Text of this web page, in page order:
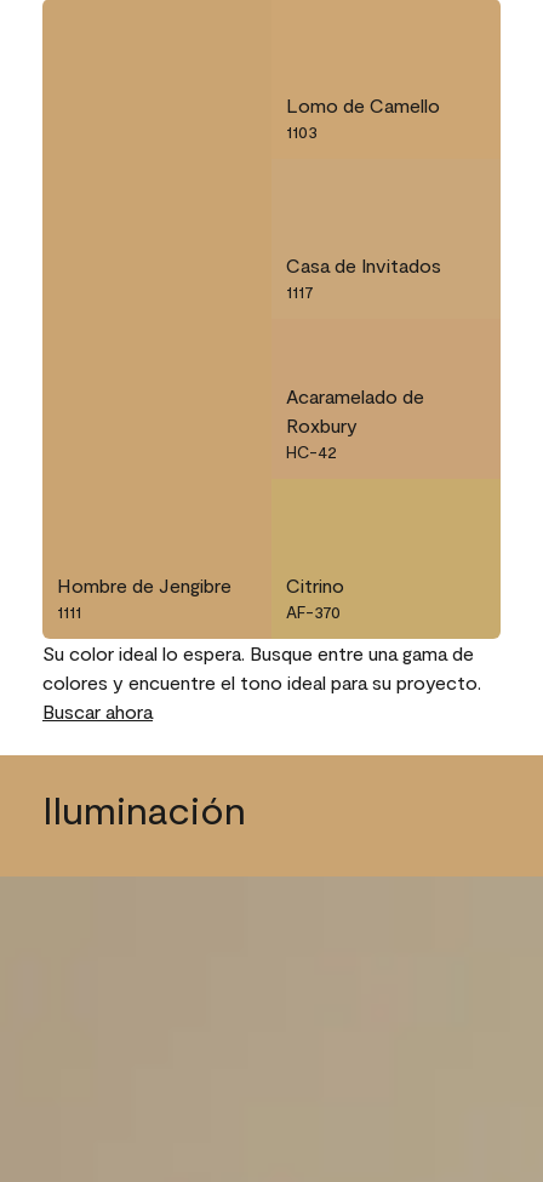
Hombre de Jengibre
1111
Lomo de Camello
1103
Casa de Invitados
1117
Acaramelado de
Roxbury
HC-42
Citrino
AF-370
Su color ideal lo espera. Busque entre una gama de
colores y encuentre el tono ideal para su proyecto.
Buscar ahora
Iluminación